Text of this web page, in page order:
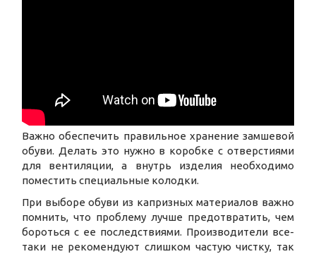
Важно обеспечить правильное хранение замшевой
обуви. Делать это нужно в коробке с отверстиями
для вентиляции, а внутрь изделия необходимо
поместить специальные колодки.
При выборе обуви из капризных материалов важно
помнить, что проблему лучше предотвратить, чем
бороться с ее последствиями. Производители все-
таки не рекомендуют слишком частую чистку, так